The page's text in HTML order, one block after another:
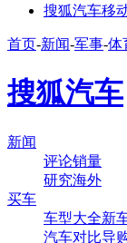
搜狐汽车移
首页-新闻-军事-体
搜狐汽车
新闻
评论销量
研究海外
买车
车型大全新
汽车对比导